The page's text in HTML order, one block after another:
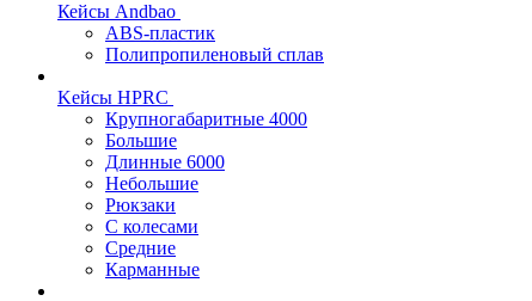
Кейсы Andbao
ABS-пластик
Полипропиленовый сплав
Kейсы HPRC
Крупногабаритные 4000
Большие
Длинные 6000
Небольшие
Рюкзаки
С колесами
Средние
Карманные